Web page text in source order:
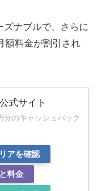
ナブルで、さらに
額料金が割引され
式サイト
分のキャッシュバック
アを確認
料金